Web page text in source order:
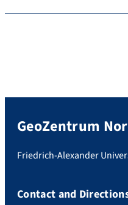
GeoZentrum
Friedrich-Alexander
Contact and